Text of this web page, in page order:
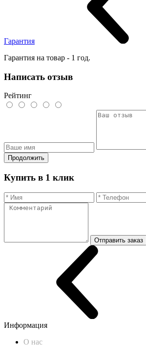
Гарантия
Гарантия на товар - 1 год.
Написать отзыв
Рейтинг
Продолжить
Купить в 1 клик
Отправить заказ
Информация
О нас